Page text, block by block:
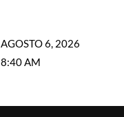
AGOSTO 6, 2026
8:40 AM